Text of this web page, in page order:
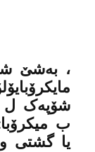
، بەشێ
شۆپەک ل
ب
یا گشتی و